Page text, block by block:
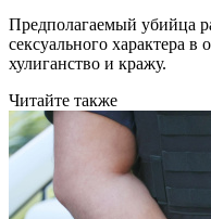
Предполагаемый убийца
сексуального характера
хулиганство и кражу.
Читайте также